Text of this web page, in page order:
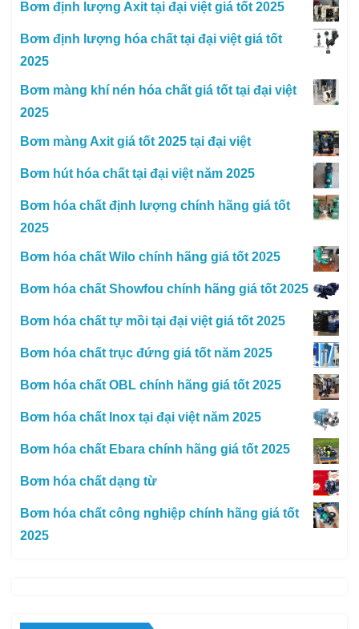
Bơm định lượng Axit tại đại việt giá tốt 2025
Bơm định lượng hóa chất tại đại việt giá tốt
2025
Bơm màng khí nén hóa chất giá tốt tại đại việt
2025
Bơm màng Axit giá tốt 2025 tại đại việt
Bơm hút hóa chất tại đại việt năm 2025
Bơm hóa chất định lượng chính hãng giá tốt
2025
Bơm hóa chất Wilo chính hãng giá tốt 2025
Bơm hóa chất Showfou chính hãng giá tốt 2025
Bơm hóa chất tự mồi tại đại việt giá tốt 2025
Bơm hóa chất trục đứng giá tốt năm 2025
Bơm hóa chất OBL chính hãng giá tốt 2025
Bơm hóa chất Inox tại đại việt năm 2025
Bơm hóa chất Ebara chính hãng giá tốt 2025
Bơm hóa chất dạng từ
Bơm hóa chất công nghiệp chính hãng giá tốt
2025